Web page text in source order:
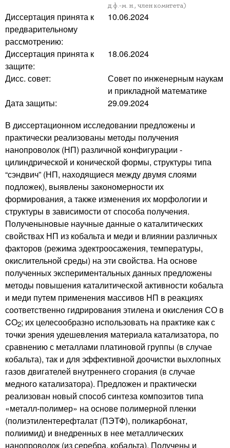
д.ф.-м. н., член комитета)
Диссертация принята к
предварительному
рассмотрению:
10.06.2024
Диссертация принята к
защите:
18.06.2024
Дисс. совет:
Совет по инженерным наукам
и прикладной математике
Дата защиты:
29.09.2024
В диссертационном исследовании предложены и
практически реализованы методы получения
нанопроволок (НП) различной конфигурации -
цилиндрической и конической формы, структуры типа
“сэндвич” (НП, находящиеся между двумя слоями
подложек), выявлены закономерности их
формирования, а также изменения их морфологии и
структуры в зависимости от способа получения.
Полученыновые научные данные о каталитических
свойствах НП из кобальта и меди и влиянии различных
факторов (режима эдектроосажения, температуры,
окислительной среды) на эти свойства. На основе
полученных экспериментальных данных предложены
методы повышения каталитической активности кобальта
и меди путем применения массивов НП в реакциях
соответственно гидрирования этилена и окисления СО в
CO2; их целесообразно использовать на практике как с
точки зрения удешевления материала катализатора, по
сравнению с металлами платиновой группы (в случае
кобальта), так и для эффективной доочистки выхлопных
газов двигателей внутреннего сгорания (в случае
медного катализатора). Предложен и практически
реализован новый способ синтеза композитов типа
«металл-полимер» на основе полимерной пленки
(полиэтилентерефталат (ПЭТФ), поликарбонат,
полиимид) и внедренных в нее металлических
нанопроволок (из серебра, кобальта). Получены и